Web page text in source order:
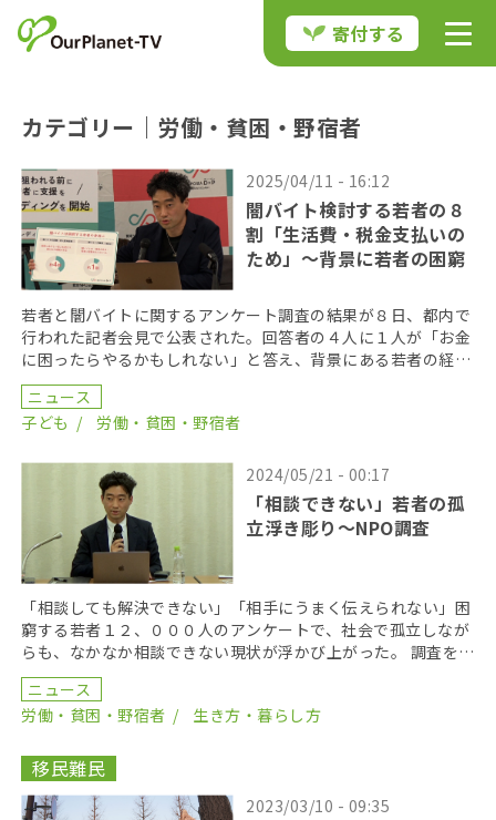
寄付する
カテゴリー｜労働・貧困・野宿者
2025/04/11 - 16:12
闇バイト検討する若者の８
割「生活費・税金支払いの
ため」〜背景に若者の困窮
若者と闇バイトに関するアンケート調査の結果が８日、都内で
行われた記者会見で公表された。回答者の４人に１人が「お金
に困ったらやるかもしれない」と答え、背景にある若者の経済
的な困窮が浮き彫りになった。 調査を行ったのは、孤立 […]
ニュース
子ども
労働・貧困・野宿者
2024/05/21 - 00:17
「相談できない」若者の孤
立浮き彫り〜NPO調査
「相談しても解決できない」「相手にうまく伝えられない」困
窮する若者１２、０００人のアンケートで、社会で孤立しなが
らも、なかなか相談できない現状が浮かび上がった。 調査を行
ったのは、困窮している若者の支援などを行っているN […]
ニュース
労働・貧困・野宿者
生き方・暮らし方
移民難民
2023/03/10 - 09:35